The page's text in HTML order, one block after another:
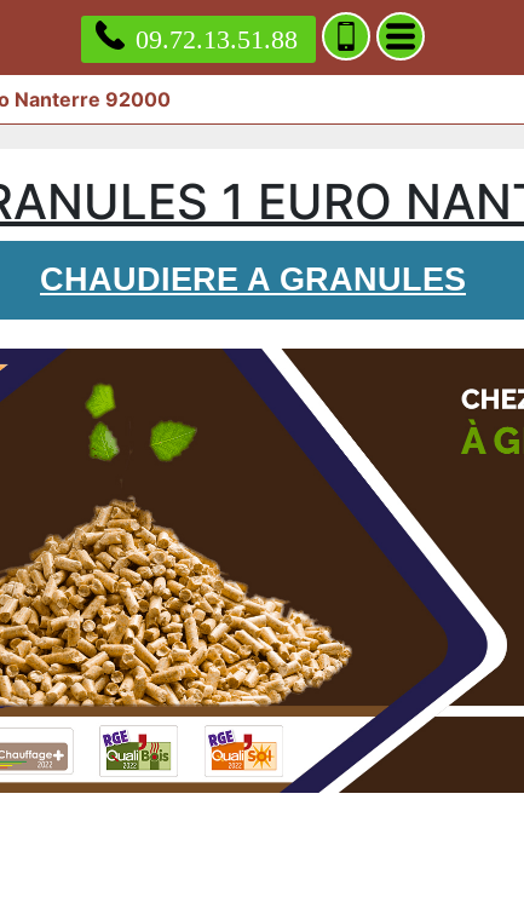
09.72.13.51.88
Nanterre 92000
1 EURO
CHAUDIERE A GRANULES